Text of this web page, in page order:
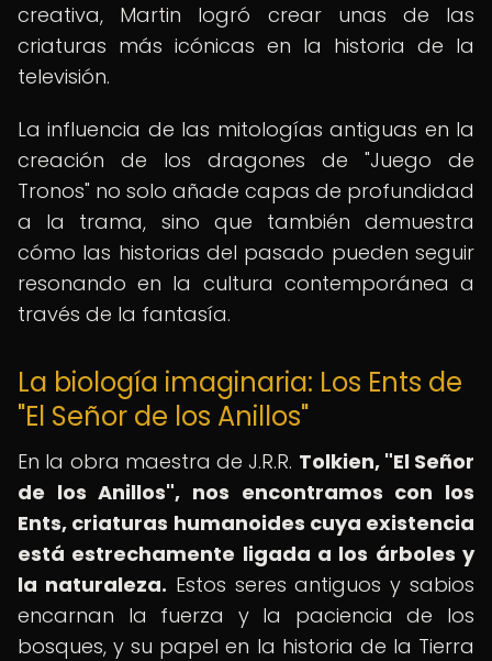
creativa, Martin logró crear unas de las
criaturas más icónicas en la historia de la
televisión.
La influencia de las mitologías antiguas en la
creación de los dragones de "Juego de
Tronos" no solo añade capas de profundidad
a la trama, sino que también demuestra
cómo las historias del pasado pueden seguir
resonando en la cultura contemporánea a
través de la fantasía.
La biología imaginaria: Los Ents de
"El Señor de los Anillos"
En la obra maestra de J.R.R. Tolkien, "El Señor
de los Anillos", nos encontramos con los
Ents, criaturas humanoides cuya existencia
está estrechamente ligada a los árboles y
la naturaleza. Estos seres antiguos y sabios
encarnan la fuerza y la paciencia de los
bosques, y su papel en la historia de la Tierra